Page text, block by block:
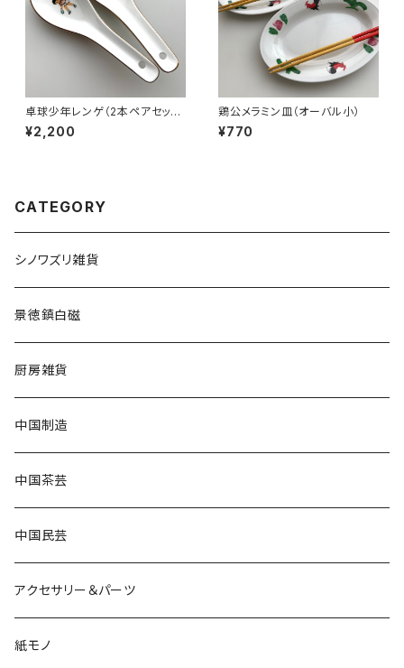
卓球少年レンゲ（2本ペアセット/
リプロ品）
¥2,200
鶏公メラミン皿（オーバル小）
¥770
CATEGORY
シノワズリ雑貨
景徳鎮白磁
厨房雑貨
中国制造
中国茶芸
中国民芸
アクセサリー＆パーツ
紙モノ